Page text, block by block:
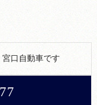
口自動車です